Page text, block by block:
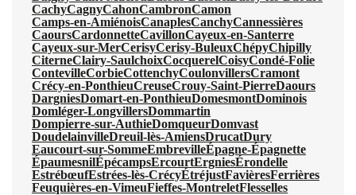
CachyCagnyCahonCambronCamon
Camps-en-AmiénoisCanaplesCanchyCannessières
CaoursCardonnetteCavillonCayeux-en-Santerre
Cayeux-sur-MerCerisyCerisy-BuleuxChépyChipilly
CiterneClairy-SaulchoixCocquerelCoisyCondé-Folie
ContevilleCorbieCottenchyCoulonvillersCramont
Crécy-en-PonthieuCreuseCrouy-Saint-PierreDaours
DargniesDomart-en-PonthieuDomesmontDominois
Domléger-LongvillersDommartin
Dompierre-sur-AuthieDomqueurDomvast
DoudelainvilleDreuil-lès-AmiensDrucatDury
Eaucourt-sur-SommeEmbrevilleÉpagne-Épagnette
ÉpaumesnilÉpécampsErcourtErgniesÉrondelle
EstrébœufEstrées-lès-CrécyÉtréjustFavièresFerrières
Feuquières-en-VimeuFieffes-MontreletFlesselles